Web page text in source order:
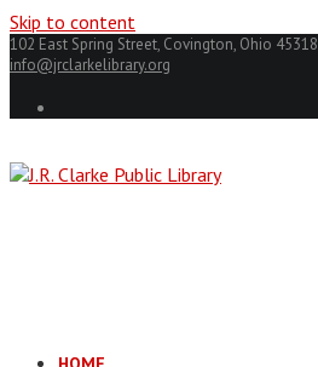
Skip to content
102 East Spring Street, Covington, Ohio 45318
info@jrclarkelibrary.org